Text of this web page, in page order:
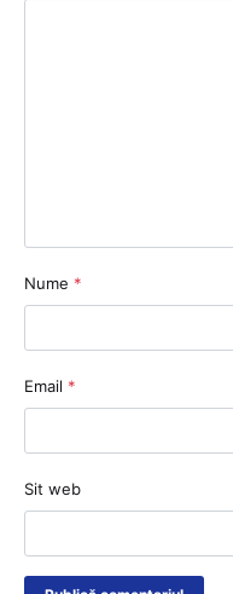
Nume *
Email *
Sit web